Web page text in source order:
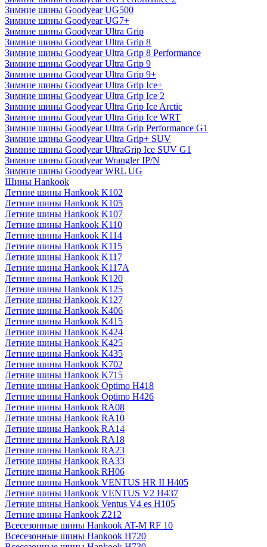
Зимние шины Goodyear UG500
Зимние шины Goodyear UG7+
Зимние шины Goodyear Ultra Grip
Зимние шины Goodyear Ultra Grip 8
Зимние шины Goodyear Ultra Grip 8 Performance
Зимние шины Goodyear Ultra Grip 9
Зимние шины Goodyear Ultra Grip 9+
Зимние шины Goodyear Ultra Grip Ice+
Зимние шины Goodyear Ultra Grip Ice 2
Зимние шины Goodyear Ultra Grip Ice Arctic
Зимние шины Goodyear Ultra Grip Ice WRT
Зимние шины Goodyear Ultra Grip Performance G1
Зимние шины Goodyear Ultra Grip+ SUV
Зимние шины Goodyear UltraGrip Ice SUV G1
Зимние шины Goodyear Wrangler IP/N
Зимние шины Goodyear WRL UG
Шины Hankook
Летние шины Hankook K102
Летние шины Hankook K105
Летние шины Hankook K107
Летние шины Hankook K110
Летние шины Hankook K114
Летние шины Hankook K115
Летние шины Hankook K117
Летние шины Hankook K117A
Летние шины Hankook K120
Летние шины Hankook K125
Летние шины Hankook K127
Летние шины Hankook K406
Летние шины Hankook K415
Летние шины Hankook K424
Летние шины Hankook K425
Летние шины Hankook K435
Летние шины Hankook K702
Летние шины Hankook K715
Летние шины Hankook Optimo H418
Летние шины Hankook Optimo H426
Летние шины Hankook RA08
Летние шины Hankook RA10
Летние шины Hankook RA14
Летние шины Hankook RA18
Летние шины Hankook RA23
Летние шины Hankook RA33
Летние шины Hankook RH06
Летние шины Hankook VENTUS HR II H405
Летние шины Hankook VENTUS V2 H437
Летние шины Hankook Ventus V4 es H105
Летние шины Hankook Z212
Всесезонные шины Hankook AT-M RF 10
Всесезонные шины Hankook H720